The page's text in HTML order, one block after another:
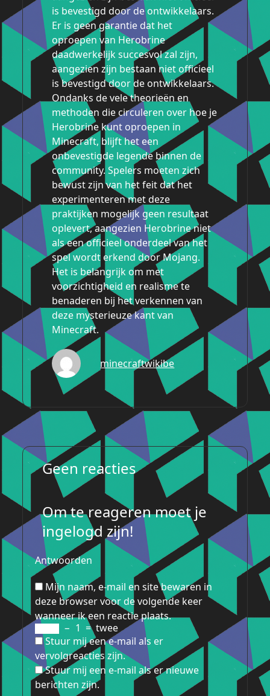
is bevestigd door de ontwikkelaars.
Er is geen garantie dat het
oproepen van Herobrine
daadwerkelijk succesvol zal zijn,
aangezien zijn bestaan niet officieel
is bevestigd door de ontwikkelaars.
Ondanks de vele theorieën en
methoden die circuleren over hoe je
Herobrine kunt oproepen in
Minecraft, blijft het een
onbevestigde legende binnen de
community. Spelers moeten zich
bewust zijn van het feit dat het
experimenteren met deze
praktijken mogelijk geen resultaat
oplevert, aangezien Herobrine niet
als een officieel onderdeel van het
spel wordt erkend door Mojang.
Het is belangrijk om met
voorzichtigheid en realisme te
benaderen bij het verkennen van
deze mysterieuze kant van
Minecraft.
minecraftwikibe
Geen reacties
Om te reageren moet je
ingelogd zijn!
Antwoorden
Mijn naam, e-mail en site bewaren in
deze browser voor de volgende keer
wanneer ik een reactie plaats.
− 1 =twee
Stuur mij een e-mail als er
vervolgreacties zijn.
Stuur mij een e-mail als er nieuwe
berichten zijn.